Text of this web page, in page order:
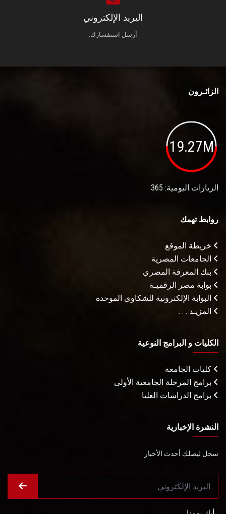
البريد الإلكتروني
أرسل استفسارك.
الزائـرون
19.27M
الزيارات اليومية: 365
روابط تهمك
خريطة الموقع
الجامعات المصرية
بنك المعرفة المصري
بوابة مصر الرقميـة
البوابة الإلكترونية للشكاوى الموحدة
المزيـد . . .
الكليات و البرامج النوعية
كليات الجامعة
برامج المرحلة الجامعية الأولى
برامج الدراسات العليا
النشرة الإخبارية
سجل ليصلك أحدث الأخبار